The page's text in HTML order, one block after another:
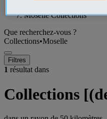
Moselle Collections
Que recherchez-vous ?
Collections•Moselle
Filtres
1 résultat dans
Collections